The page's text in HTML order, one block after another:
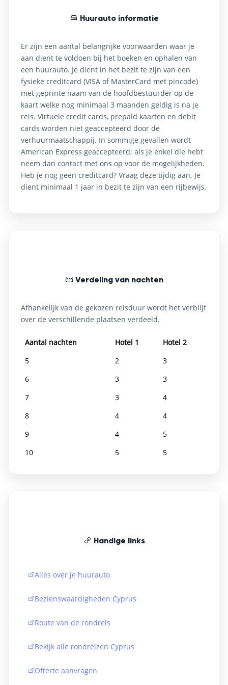
Casale Panayiotis ****
Vandaag verblijf je opnieuw in dezelfde accommodatie.
Faciliteiten:
Spa & wellness2 restaurants
Binnen-/buitenzwembad (seizoensgebonden)
Airconditioning / verwarming
Parkeermogelijkheden in de omgeving
Accommodatie
Casale Panayiotis ****
Vandaag verblijf je opnieuw in dezelfde accommodatie.
Spa & wellness 2 restaurants
Binnen-/buitenzwembad (seizoensgebonden)Gratis wifi
Airconditioning / verwarming
Parkeermogelijkheden in de omgeving
The Library Hotel Wellness Retreat ****
The Library Hotel Wellness Retreat **** is een
kleinschalig wellnesshotel in het charmante dorp
Kalavasos. De kamers en suites zijn sfeervol ingericht en
ademen rust, met comfortabele details en een intieme
setting. Het hotel focust op ontspanning: van spa-
momenten en een verfrissende duik tot rustig lezen in
de bibliotheek. Door de centrale ligging in het zuiden
van het eiland liggen traditionele dorpen en
kustplaatsen binnen handbereik, terwijl je terugkeert
naar een adults-only sfeer waar je echt kunt opladen.
Gratis wifi & parkeren
Accommodatie
The Library Hotel Wellness Retreat ****
Vandaag verblijf je opnieuw in dezelfde accommodatie.
Wellness & spa (behandelingen)Buitenzwembad
RestaurantBar / lounge Bibliotheek / leesruimte
Gratis wifi & parkeren
Accommodatie
The Library Hotel Wellness Retreat ****
Vandaag verblijf je opnieuw in dezelfde accommodatie.
Wellness & spa (behandelingen)Buitenzwembad
RestaurantBar / lounge Bibliotheek / leesruimte
Gratis wifi & parkeren
Geen overnachting
Vandaag eindigt de rondreis op Cyprus. Afhankelijk van
de vluchttijd is er nog ruimte voor een laatste koffiestop
voor vertrek.
Huurauto informatie
Er zijn een aantal belangrijke voorwaarden waar je
aan dient te voldoen bij het boeken en ophalen van
een huurauto. Je dient in het bezit te zijn van een
fysieke creditcard (VISA of MasterCard met pincode)
met geprinte naam van de hoofdbestuurder op de
kaart welke nog minimaal 3 maanden geldig is na je
reis. Virtuele credit cards, prepaid kaarten en debit
cards worden niet geaccepteerd door de
verhuurmaatschappij. In sommige gevallen wordt
American Express geaccepteerd; als je enkel die hebt
neem dan contact met ons op voor de mogelijkheden.
Heb je nog geen creditcard? Vraag deze tijdig aan. Je
dient minimaal 1 jaar in bezit te zijn van een rijbewijs.
Verdeling van nachten
Afhankelijk van de gekozen reisduur wordt het verblijf
over de verschillende plaatsen verdeeld.
Aantal nachten Hotel 1
Hotel 2
5
2
3
6
3
3
7
3
4
8
4
4
9
4
5
10
5 5
Handige links
Alles over je huurauto
Bezienswaardigheden Cyprus
Route van de rondreis
Bekijk alle rondreizen Cyprus
Offerte aanvragen